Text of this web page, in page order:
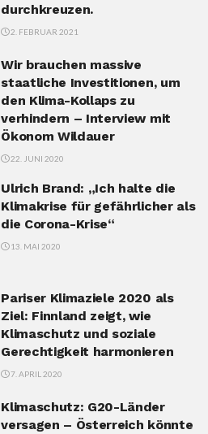
durchkreuzen.
2. FEBRUAR 2021
Wir brauchen massive
staatliche Investitionen, um
den Klima-Kollaps zu
verhindern – Interview mit
Ökonom Wildauer
22. JUNI 2020
Ulrich Brand: „Ich halte die
Klimakrise für gefährlicher als
die Corona-Krise“
13. MAI 2020
Pariser Klimaziele 2020 als
Ziel: Finnland zeigt, wie
Klimaschutz und soziale
Gerechtigkeit harmonieren
7. APRIL 2020
Klimaschutz: G20-Länder
versagen – Österreich könnte